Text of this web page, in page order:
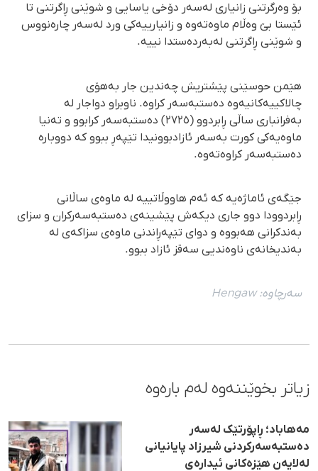
بۆ وەرگرتنی زانیاری لەسەر دۆخی یاسایی و شوێنی ڕاگرتنی تا
ئێستا بێ وەڵام ماوەتەوە و زانیارییەکی ورد لەسەر چارەنووس
و شوێنی ڕاگرتنی لەبەردەستدا نییە.
هێمن حوسێنی پێشتریش چەندین جار بەهۆی
چالاکییەکانیەوە دەستبەسەر کراوە. ناوبراو دواجار لە
بەفرانباری ساڵی ڕابردوو (٢٧٢٥) دەستبەسەر کرابوو و تەنیا
ماوەیەکی کورت بەسەر ئازادبوونیدا تێپەڕ ببوو کە دووبارە
دەستبەسەر کراوەتەوە.
جێگەی ئاماژەیە کە ئەم هاووڵاتییە لە ماوەی ساڵانی
ڕابردوودا دوو جاری دیکەش پێشینەی دەستبەسەرکران و سزای
بەندکرانی هەبووە و دوای تێپەڕاندنی ماوەی سزاکەی لە
بەندیخانەی ناوەندیی سەقز ئازاد ببوو.
سەرچاوە:Hengaw
زیاتر بخوێننەوە لەم بارەوە
مەهاباد؛ ڕاپۆرتێک لەسەر
دەستبەسەرکردنی شیرزاد پایانیانی
لەلایەن هێزەکانی ئیدارەی